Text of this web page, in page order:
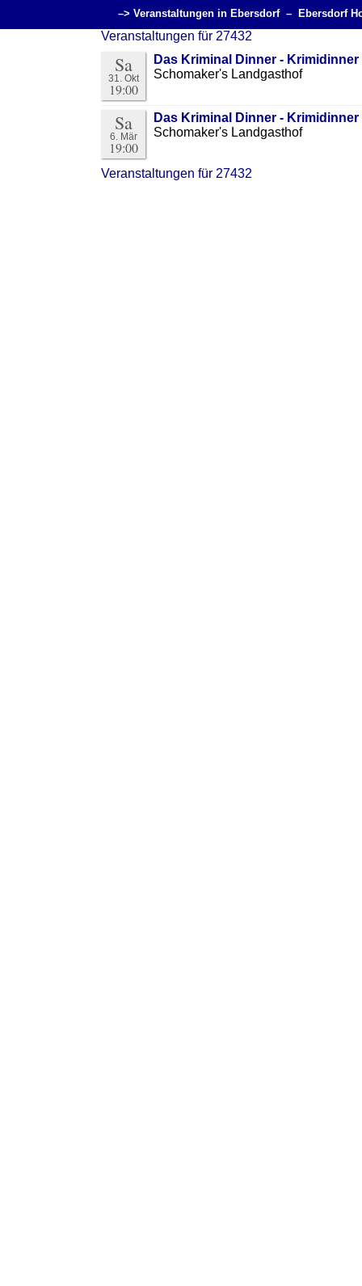
–> Veranstaltungen in Ebersdorf – Ebersdorf
Veranstaltungen für 27432
Sa
31. Okt
19:00
Das Kriminal Dinner -
Schomaker's Landgasthof
Sa
6. Mär
19:00
Das Kriminal Dinner -
Schomaker's Landgasthof
Veranstaltungen für 27432